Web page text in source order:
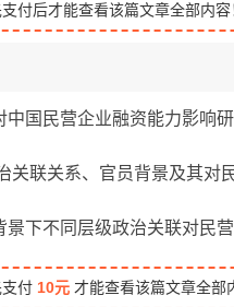
付后才能查看该篇文章全部内容
中国民营企业融资能力影响
关联关系、官员背景及其对
景下不同层级政治关联对民
付 10元 才能查看该篇文章全部